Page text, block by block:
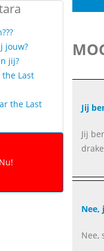
jouw?
jij?
Last
the Last
Jij
Jij
Nee,
Nee,